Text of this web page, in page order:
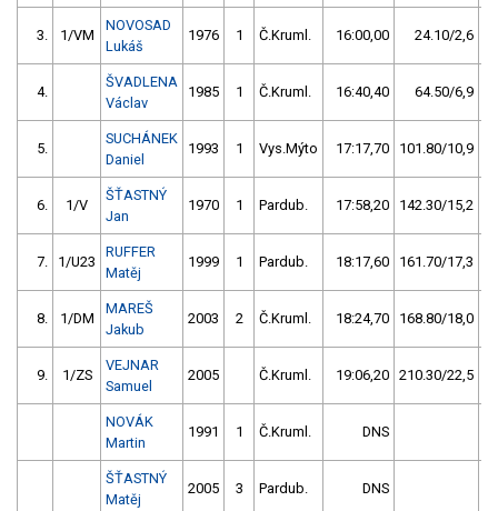
3. 1/VM
NOVOSAD
Lukáš
1976 1 Č.Kruml. 16:00,00 24.10/2,6
4.
ŠVADLENA
Václav
1985 1 Č.Kruml. 16:40,40 64.50/6,9
5.
SUCHÁNEK
Daniel
1993 1 Vys.Mýto 17:17,70 101.80/10,9
6. 1/V
ŠŤASTNÝ
Jan
1970 1 Pardub. 17:58,20 142.30/15,2
7. 1/U23
RUFFER
Matěj
1999 1 Pardub. 18:17,60 161.70/17,3
8. 1/DM
MAREŠ
Jakub
2003 2 Č.Kruml. 18:24,70 168.80/18,0
9. 1/ZS
VEJNAR
Samuel
2005 Č.Kruml. 19:06,20 210.30/22,5
NOVÁK
Martin
1991 1 Č.Kruml. DNS
ŠŤASTNÝ
Matěj
2005 3 Pardub. DNS